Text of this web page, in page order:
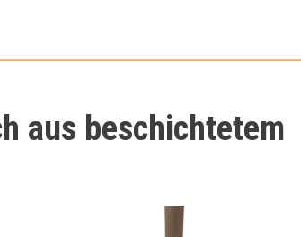
aus beschichtetem